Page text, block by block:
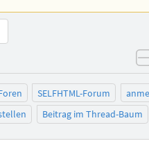
SELFHTML-Forum
Beitrag im Thread-Baum